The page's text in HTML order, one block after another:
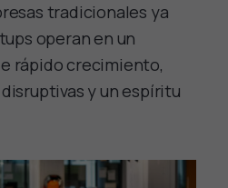
tradicionales ya
operan en un
rápido crecimiento,
y un espíritu